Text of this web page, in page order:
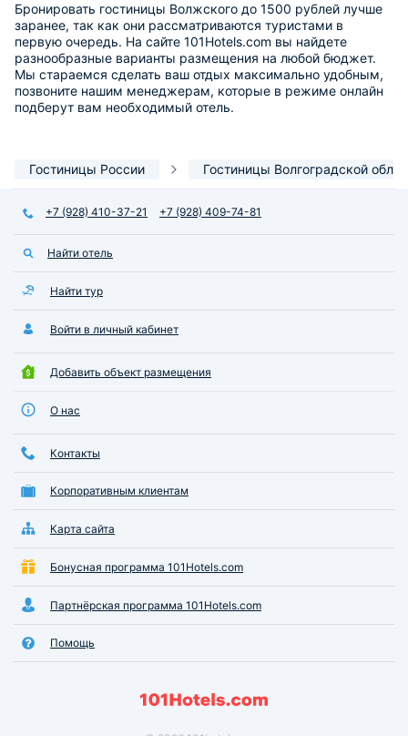
Бронировать гостиницы Волжского до 1500 рублей лучше
заранее, так как они рассматриваются туристами в
первую очередь. На сайте 101Hotels.com вы найдете
разнообразные варианты размещения на любой бюджет.
Мы стараемся сделать ваш отдых максимально удобным,
позвоните нашим менеджерам, которые в режиме онлайн
подберут вам необходимый отель.
Гостиницы России Гостиницы Волгоградской
+7 (928) 410-37-21 +7 (928) 409-74-81
Найти отель
Найти тур
Войти в личный кабинет
Добавить объект размещения
О нас
Контакты
Корпоративным клиентам
Карта сайта
Бонусная программа 101Hotels.com
Партнёрская программа 101Hotels.com
Помощь